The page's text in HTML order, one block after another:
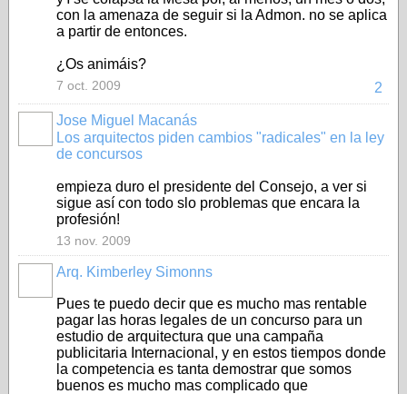
con la amenaza de seguir si la Admon. no se aplica
a partir de entonces.
¿Os animáis?
2
7 oct. 2009
Jose Miguel Macanás
Los arquitectos piden cambios "radicales" en la ley
de concursos
empieza duro el presidente del Consejo, a ver si
sigue así con todo slo problemas que encara la
profesión!
13 nov. 2009
Arq. Kimberley Simonns
Pues te puedo decir que es mucho mas rentable
pagar las horas legales de un concurso para un
estudio de arquitectura que una campaña
publicitaria Internacional, y en estos tiempos donde
la competencia es tanta demostrar que somos
buenos es mucho mas complicado que